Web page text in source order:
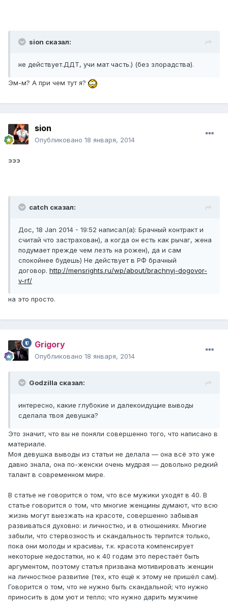
sion сказал:
не действует.ДДТ, учи мат часть.) (без злорадства).
Эм-м? А при чем тут я?
sion
Опубликовано 18 января, 2014
эээ
catch сказал:
Дос, 18 Jan 2014 - 19:52 написал(а): Брачный контракт и
считай что застрахован), а когда он есть как рычаг, жена
подумает прежде чем лезть на рожен), да и сам
спокойнее будешь) Не действует в РФ брачный
договор. http://mensrights.ru/wp/about/brachnyj-dogovor-
v-rf/
на это просто.
Grigory
Опубликовано 18 января, 2014
Godzilla сказал:
интересно, какие глубокие и далекоидущие выводы
сделала твоя девушка?
Это значит, что вы не поняли совершенно того, что написано в
материале.
Моя девушка выводы из статьи не делала — она всё это уже
давно знала, она по-женски очень мудрая — довольно редкий
талант в современном мире.
В статье не говорится о том, что все мужики уходят в 40. В
статье говорится о том, что многие женщины думают, что всю
жизнь могут выезжать на красоте, совершенно забывая
развиваться духовно: и личностно, и в отношениях. Многие
забыли, что стервозность и скандальность терпится только,
пока они молоды и красивы, т.к. красота компенсирует
некоторые недостатки, но к 40 годам это перестаёт быть
аргументом, поэтому статья призвана мотивировать женщин
на личностное развитие (тех, кто ещё к этому не пришёл сам).
Говорится о том, что не нужно быть скандальной; что нужно
приносить в дом уют и тепло; что нужно дарить мужчине